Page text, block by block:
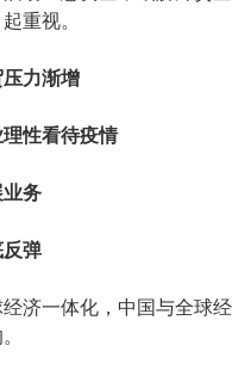
重视。
力渐增
性看待疫情
务
弹
一体化，中国与全球经